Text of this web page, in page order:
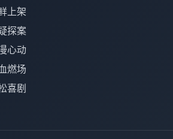
上架
探案
心动
燃场
喜剧